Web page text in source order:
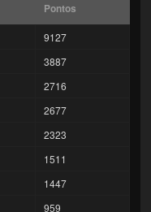
Pontos
9127
3887
2716
2677
2323
1511
1447
959